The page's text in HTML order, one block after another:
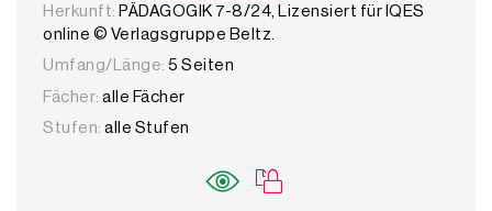
Herkunft: PÄDAGOGIK 7-8/24, Lizensiert für IQES
online © Verlagsgruppe Beltz.
Umfang/Länge: 5 Seiten
Fächer: alle Fächer
Stufen: alle Stufen